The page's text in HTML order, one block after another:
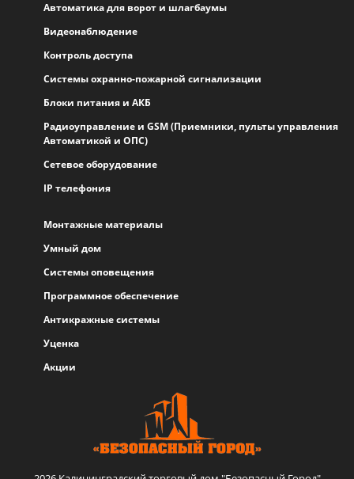
Автоматика для ворот и шлагбаумы
Видеонаблюдение
Контроль доступа
Системы охранно-пожарной сигнализации
Блоки питания и АКБ
Радиоуправление и GSM (Приемники, пульты управления
Автоматикой и ОПС)
Сетевое оборудование
IP телефония
Монтажные материалы
Умный дом
Системы оповещения
Программное обеспечение
Антикражные системы
Уценка
Акции